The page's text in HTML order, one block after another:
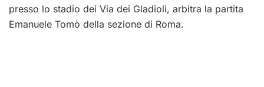
presso lo stadio dei Via dei Gladioli, arbitra la partita
Emanuele Tomò della sezione di Roma.